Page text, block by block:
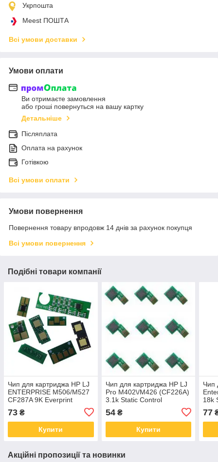
Укрпошта
Meest ПОШТА
Всі умови доставки
Умови оплати
Ви отримаєте замовлення
або гроші повернуться на вашу картку
Детальніше
Післяплата
Оплата на рахунок
Готівкою
Всі умови оплати
Умови повернення
Повернення товару впродовж 14 днів за рахунок покупця
Всі умови повернення
Подібні товари компанії
Чип для картриджа HP LJ
ENTERPRISE M506/M527
CF287A 9K Everprint
73 ₴
Купити
Чип для картриджа HP LJ
Pro M402\/M426 (CF226A)
3.1k Static Control
54₴
Купити
Чип
18k
77
Акційні пропозиції та новинки